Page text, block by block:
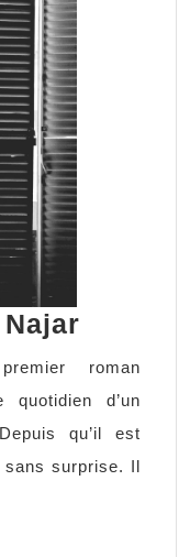
Najar
roman
d’un
qu’il est
sans surprise. Il